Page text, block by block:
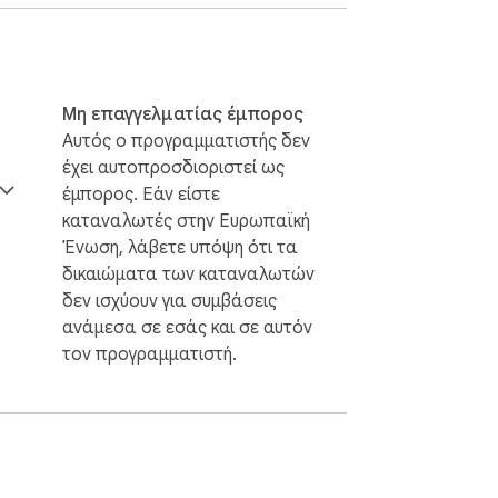
εργαλεία. Απλώς περιηγηθείτε όπως
που βρίσκεστε — στη σελίδα που ήδη
Μη επαγγελματίας έμπορος
Αυτός ο προγραμματιστής δεν
έχει αυτοπροσδιοριστεί ως
έμπορος. Εάν είστε
καταναλωτές στην Ευρωπαϊκή
Ένωση, λάβετε υπόψη ότι τα
δικαιώματα των καταναλωτών
δεν ισχύουν για συμβάσεις
ανάμεσα σε εσάς και σε αυτόν
τον προγραμματιστή.